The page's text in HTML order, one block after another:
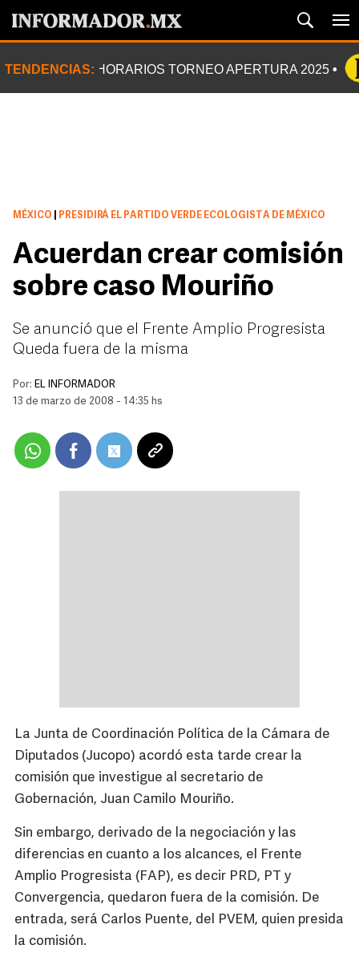
TENDENCIAS: HORARIOS TORNEO APERTURA 2025
MÉXICO PRESIDIRÁ EL PARTIDO VERDE ECOLOGISTA DE MÉXICO
Acuerdan crear comisión
sobre caso Mouriño
Se anunció que el Frente Amplio Progresista
Queda fuera de la misma
Por: EL INFORMADOR
13 de marzo de 2008 - 14:35 hs
La Junta de Coordinación Política de la Cámara de
Diputados (Jucopo) acordó esta tarde crear la
comisión que investigue al secretario de
Gobernación, Juan Camilo Mouriño.
Sin embargo, derivado de la negociación y las
diferencias en cuanto a los alcances, el Frente
Amplio Progresista (FAP), es decir PRD, PT y
Convergencia, quedaron fuera de la comisión. De
entrada, será Carlos Puente, del PVEM, quien presida
la comisión.